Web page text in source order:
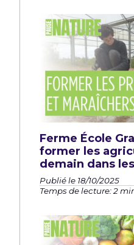
Ferme École
former les
demain dans
Publié le 18/10/2025
Temps de lecture: 2